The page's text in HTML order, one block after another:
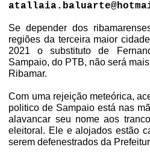
Se depender dos
regiões da terceira maior
2021 o substituto de
Sampaio, do PTB, não será
Ribamar.
Com uma rejeição meteórica,
politico de Sampaio está nas
alavancar seu nome aos
eleitoral. Ele e alojados estão
serem defenestrados da